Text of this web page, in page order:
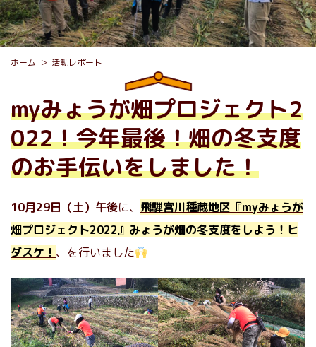
ホーム 活動レポート
myみょうが畑プロジェクト2
022！今年最後！畑の冬支度
のお手伝いをしました！
10月29日（土）午後に、 飛騨宮川種蔵地区『myみょうが
畑プロジェクト2022』みょうが畑の冬支度をしよう！ヒ
ダスケ！ 、を行いました